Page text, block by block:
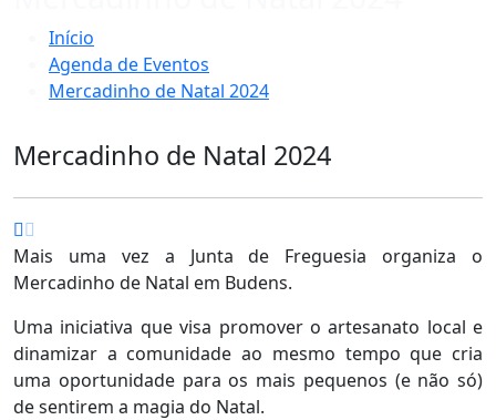
Início
Agenda de Eventos
Mercadinho de Natal 2024
Mercadinho de Natal 2024
Mais uma vez a Junta de Freguesia organiza o
Mercadinho de Natal em Budens.
Uma iniciativa que visa promover o artesanato local e
dinamizar a comunidade ao mesmo tempo que cria
uma oportunidade para os mais pequenos (e não só)
de sentirem a magia do Natal.